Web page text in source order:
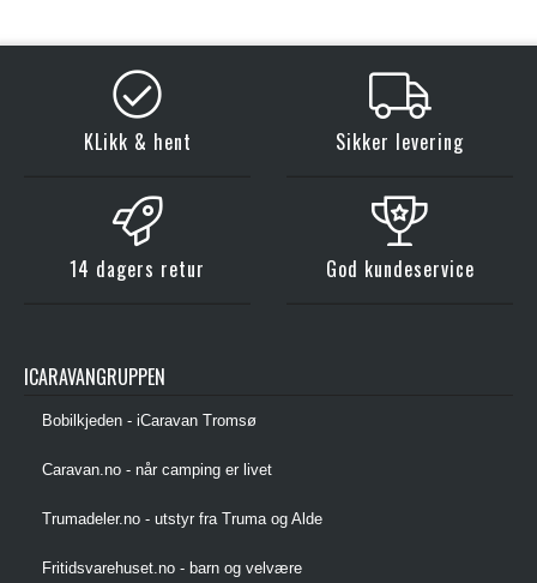
KLikk & hent Sikker levering
14 dagers retur God kundeservice
ICARAVANGRUPPEN
Bobilkjeden - iCaravan Tromsø
Caravan.no - når camping er livet
Trumadeler.no - utstyr fra Truma og Alde
Fritidsvarehuset.no - barn og velvære